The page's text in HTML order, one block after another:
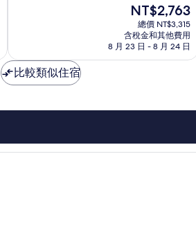
哦，
1,002
則
論
現
在
價
格
為
NT$2,763
總價 NT$3,315
含稅金和其他費用
8 月 23 日 - 8 月 24 日
比較類似住宿